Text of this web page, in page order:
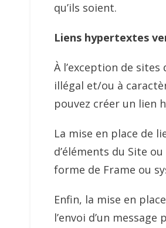
qu’ils soient.
Liens hypertextes
À l’exception de
illégal et/ou à
pouvez créer un lien
La mise en place de
d’éléments du Site
forme de Frame ou
Enfin, la mise en
l’envoi d’un